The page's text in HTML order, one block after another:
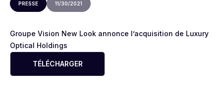
PRESSE 11/30/2021
Groupe Vision New Look annonce l’acquisition de Luxury
Optical Holdings
TÉLÉCHARGER